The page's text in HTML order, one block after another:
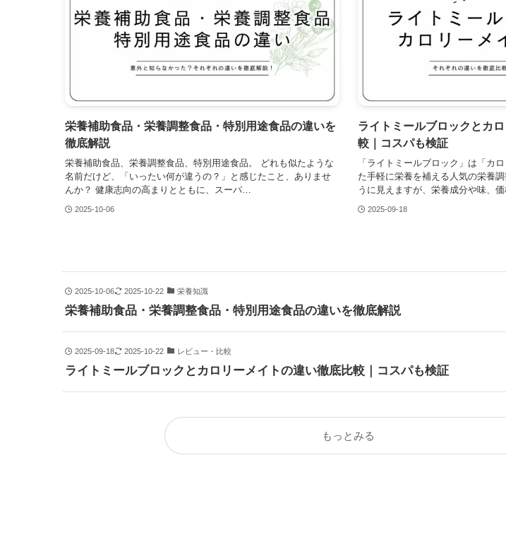
栄養補助食品・栄養調整食品・特別用途食品の違いを
徹底解説
栄養補助食品、栄養調整食品、特別用途食品。 どれも似たような
名前だけど、「いったい何が違うの？」と感じたこと、ありませ
んか？ 健康志向の高まりとともに、スーパ…
2025-10-06
ライトミールブロックとカ
較｜コスパも検証
「ライトミールブロック」は「カ
た手軽に栄養を補える人気の栄養
うに見えますが、栄養成分や味、
2025-09-18
2025-10-06 2025-10-22 栄養知識
栄養補助食品・栄養調整食品・特別用途食品の違いを徹底解説
2025-09-18 2025-10-22 レビュー・比較
ライトミールブロックとカロリーメイトの違い徹底比較｜コスパも検証
もっとみる